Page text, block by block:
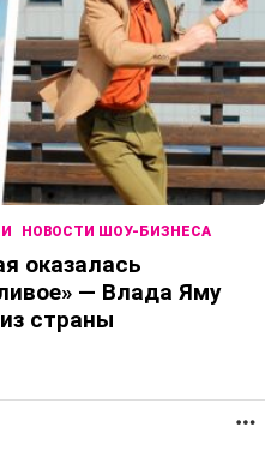
НОВОСТИ ШОУ-БИЗНЕСА
оказалась
— Влада Яму
страны